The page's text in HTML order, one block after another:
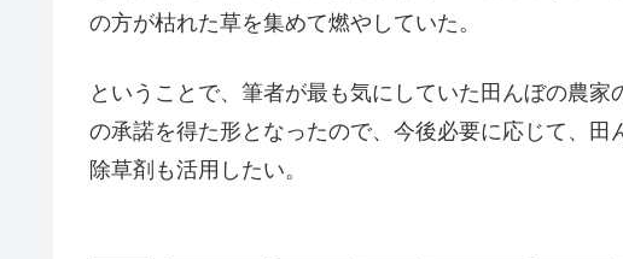
の方が枯れた草を集めて燃やしていた。
ということで、筆者が最も気にしていた田んぼの農
の承諾を得た形となったので、今後必要に応じて、
除草剤も活用したい。